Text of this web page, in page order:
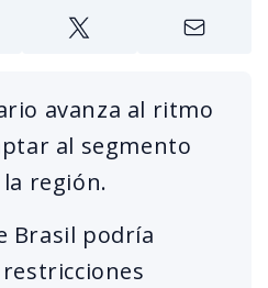
avanza al ritmo
al segmento
región.
Brasil podría